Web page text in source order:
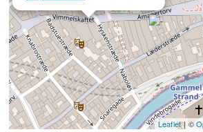
Leaflet| ©